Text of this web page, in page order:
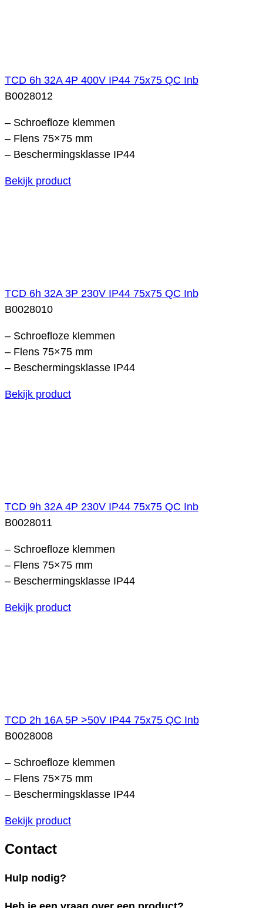
TCD 6h 32A 4P 400V IP44 75x75 QC Inb
B0028012
– Schroefloze klemmen
– Flens 75×75 mm
– Beschermingsklasse IP44
Bekijk product
TCD 6h 32A 3P 230V IP44 75x75 QC Inb
B0028010
– Schroefloze klemmen
– Flens 75×75 mm
– Beschermingsklasse IP44
Bekijk product
TCD 9h 32A 4P 230V IP44 75x75 QC Inb
B0028011
– Schroefloze klemmen
– Flens 75×75 mm
– Beschermingsklasse IP44
Bekijk product
TCD 2h 16A 5P >50V IP44 75x75 QC Inb
B0028008
– Schroefloze klemmen
– Flens 75×75 mm
– Beschermingsklasse IP44
Bekijk product
Contact
Hulp nodig?